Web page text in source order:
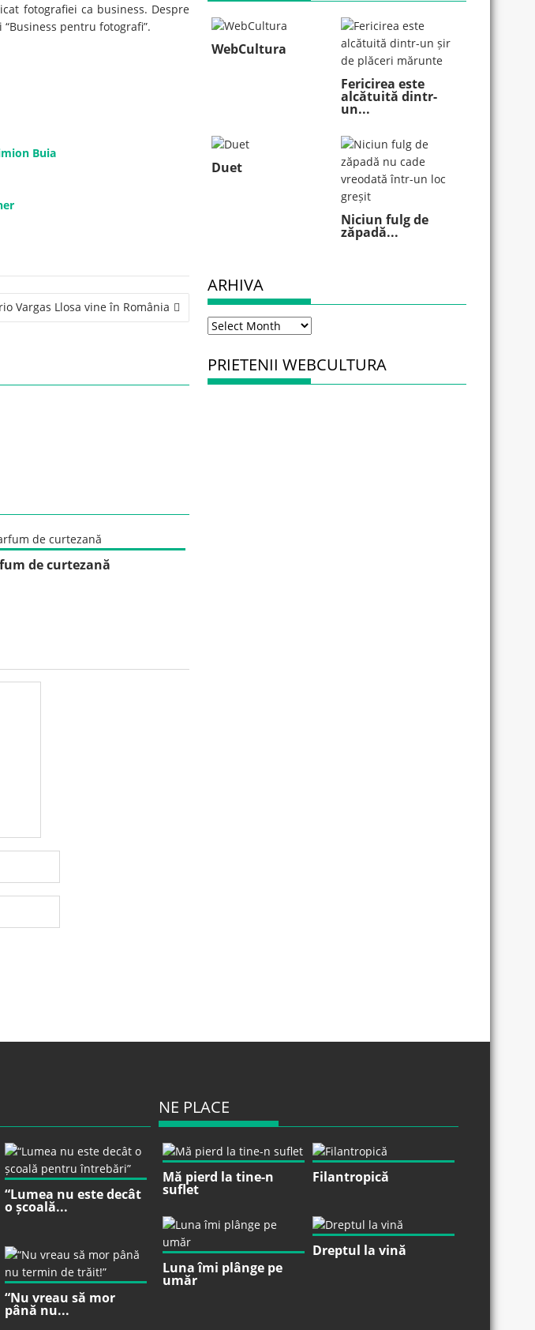
fotografiei ca business. Despre
pentru fotografi”.
Buia
Vargas Llosa vine în România
de curtezană
WebCultura
Fericirea este
alcătuită dintr-
un...
Duet
Niciun fulg de
zăpadă...
ARHIVA
Arhiva
PRIETENII WEBCULTURA
“Lumea nu este decât
o școală...
“Nu vreau să mor
până nu...
NE PLACE
Mă pierd la tine-n
suflet
Filantropică
Luna îmi plânge pe
umăr
Dreptul la vină